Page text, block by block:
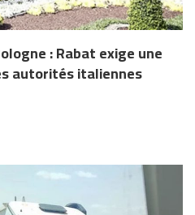
: Rabat exige une
autorités italiennes